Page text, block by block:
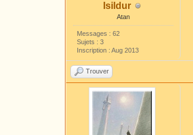
Isildur
Atan
Messages : 62
Sujets : 3
Inscription : Aug 2013
Trouver